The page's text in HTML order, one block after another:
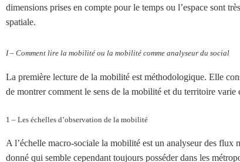
dimensions prises en compte pour le temps ou l’espace sont
spatiale.
I – Comment lire la mobilité ou la mobilité comme analyseur du social
La première lecture de la mobilité est méthodologique. Elle
de montrer comment le sens de la mobilité et du territoire
1 – Les échelles d’observation de la mobilité
A l’échelle macro-sociale la mobilité est un analyseur des
donné qui semble cependant toujours posséder dans les